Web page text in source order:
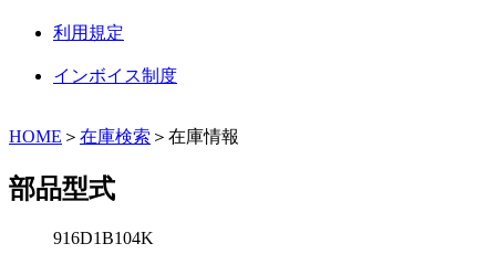
利用規定
インボイス制度
HOME ＞ 在庫検索 ＞在庫情報
部品型式
916D1B104K